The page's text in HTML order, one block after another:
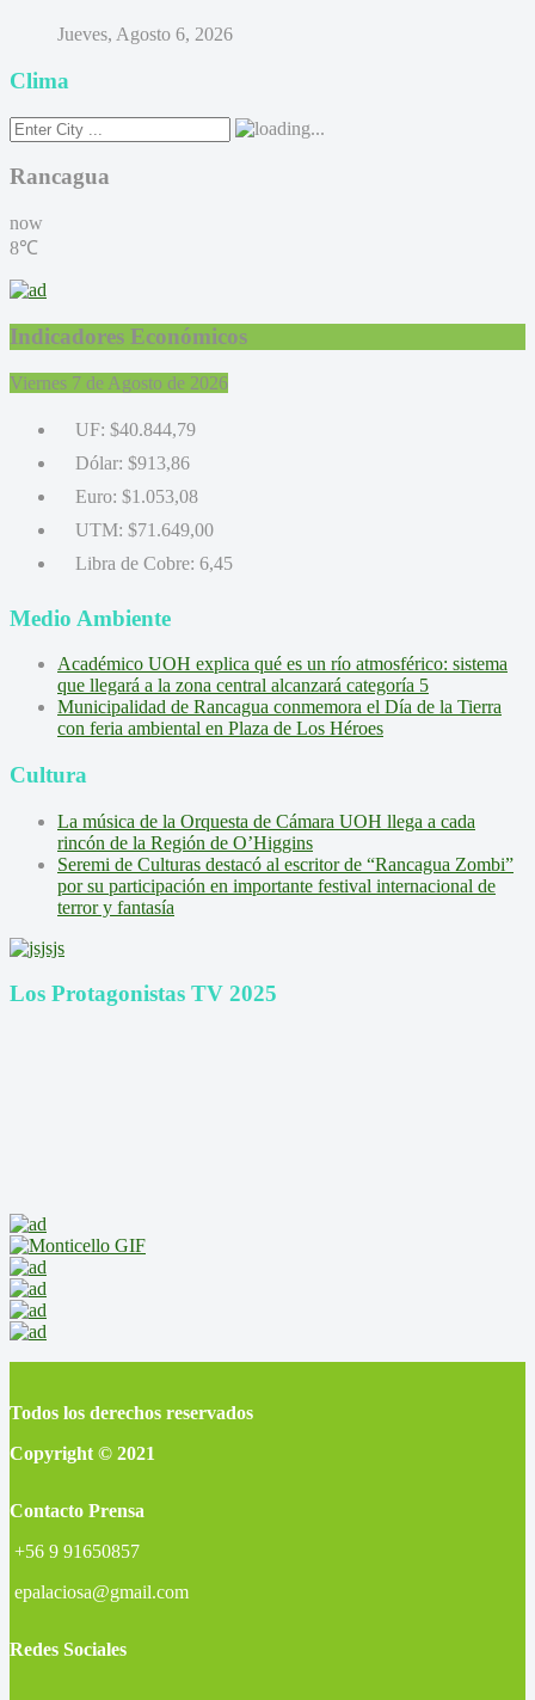
Jueves, Agosto 6, 2026
Clima
Rancagua
now
8℃
Indicadores Económicos
Viernes 7 de Agosto de 2026
UF: $40.844,79
Dólar: $913,86
Euro: $1.053,08
UTM: $71.649,00
Libra de Cobre: 6,45
Medio Ambiente
Académico UOH explica qué es un río atmosférico: sistema
que llegará a la zona central alcanzará categoría 5
Municipalidad de Rancagua conmemora el Día de la Tierra
con feria ambiental en Plaza de Los Héroes
Cultura
La música de la Orquesta de Cámara UOH llega a cada
rincón de la Región de O’Higgins
Seremi de Culturas destacó al escritor de “Rancagua Zombi”
por su participación en importante festival internacional de
terror y fantasía
Los Protagonistas TV 2025
Todos los derechos reservados
Copyright © 2021
Contacto Prensa
+56 9 91650857
epalaciosa@gmail.com
Redes Sociales